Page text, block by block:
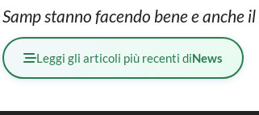
Samp stanno facendo bene e anche il
Leggi gli articoli più recenti diNews